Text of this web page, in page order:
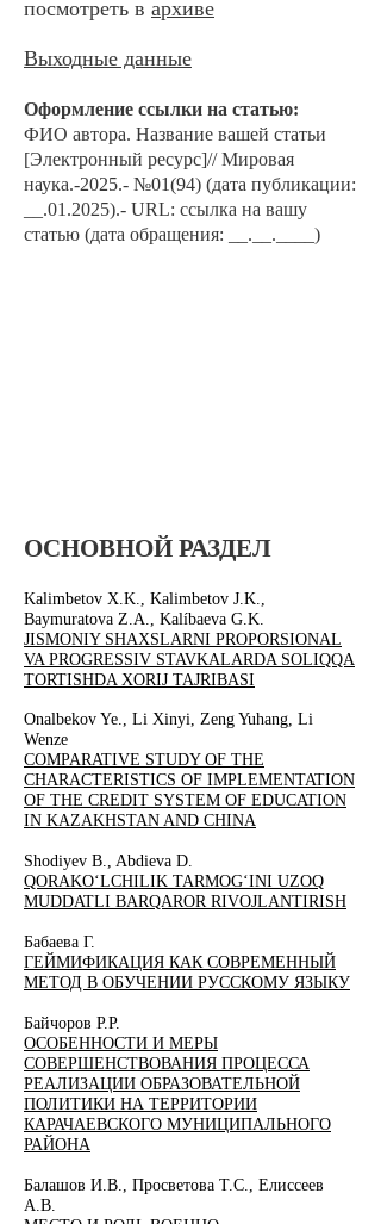
посмотреть в архиве
Выходные данные
Оформление ссылки на статью:
ФИО автора. Название вашей статьи
[Электронный ресурс]// Мировая
наука.-2025.- №01(94) (дата публикации:
__.01.2025).- URL: ссылка на вашу
статью (дата обращения: __.__.____)
ОСНОВНОЙ РАЗДЕЛ
Kalimbetov ​X.K., Kalimbetov J.K.,
Baymuratova Z.А., Kalíbaeva G.K.
JISMONIY SHAXSLARNI PROPORSIONAL
VA PROGRESSIV STAVKALARDA SOLIQQA
TORTISHDA XORIJ TAJRIBASI
Onalbekov Ye., Li Xinyi, Zeng Yuhang, Li
Wenze
COMPARATIVE STUDY OF THE
CHARACTERISTICS OF IMPLEMENTATION
OF THE CREDIT SYSTEM OF EDUCATION
IN KAZAKHSTAN AND CHINA
Shodiyev B., Abdieva D.
QORAKO‘LCHILIK TARMOG‘INI UZOQ
MUDDATLI BARQAROR RIVOJLANTIRISH
Бабаева Г.
ГЕЙМИФИКАЦИЯ КАК СОВРЕМЕННЫЙ
МЕТОД В ОБУЧЕНИИ РУССКОМУ ЯЗЫКУ
Байчоров Р.Р.
ОСОБЕННОСТИ И МЕРЫ
СОВЕРШЕНСТВОВАНИЯ ПРОЦЕССА
РЕАЛИЗАЦИИ ОБРАЗОВАТЕЛЬНОЙ
ПОЛИТИКИ НА ТЕРРИТОРИИ
КАРАЧАЕВСКОГО МУНИЦИПАЛЬНОГО
РАЙОНА
Балашов И.В., Просветова Т.С., Елиссеев
А.В.